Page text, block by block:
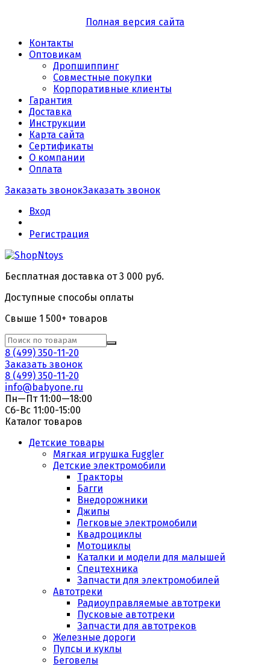
Полная версия сайта
Контакты
Оптовикам
Дропшиппинг
Совместные покупки
Корпоративные клиенты
Гарантия
Доставка
Инструкции
Карта сайта
Сертификаты
О компании
Оплата
Заказать звонокЗаказать звонок
Вход
Регистрация
Бесплатная доставка от 3 000 руб.
Доступные способы оплаты
Свыше 1 500+ товаров
8 (499) 350-11-20
Заказать звонок
8 (499) 350-11-20
info@babyone.ru
Пн—Пт 11:00—18:00
Сб-Вс 11:00-15:00
Каталог товаров
Детские товары
Мягкая игрушка Fuggler
Детские электромобили
Тракторы
Багги
Внедорожники
Джипы
Легковые электромобили
Квадроциклы
Мотоциклы
Каталки и модели для малышей
Спецтехника
Запчасти для электромобилей
Автотреки
Радиоуправляемые автотреки
Пусковые автотреки
Запчасти для автотреков
Железные дороги
Пупсы и куклы
Беговелы